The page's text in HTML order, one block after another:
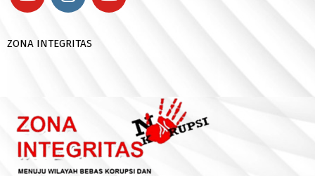
ZONA INTEGRITAS